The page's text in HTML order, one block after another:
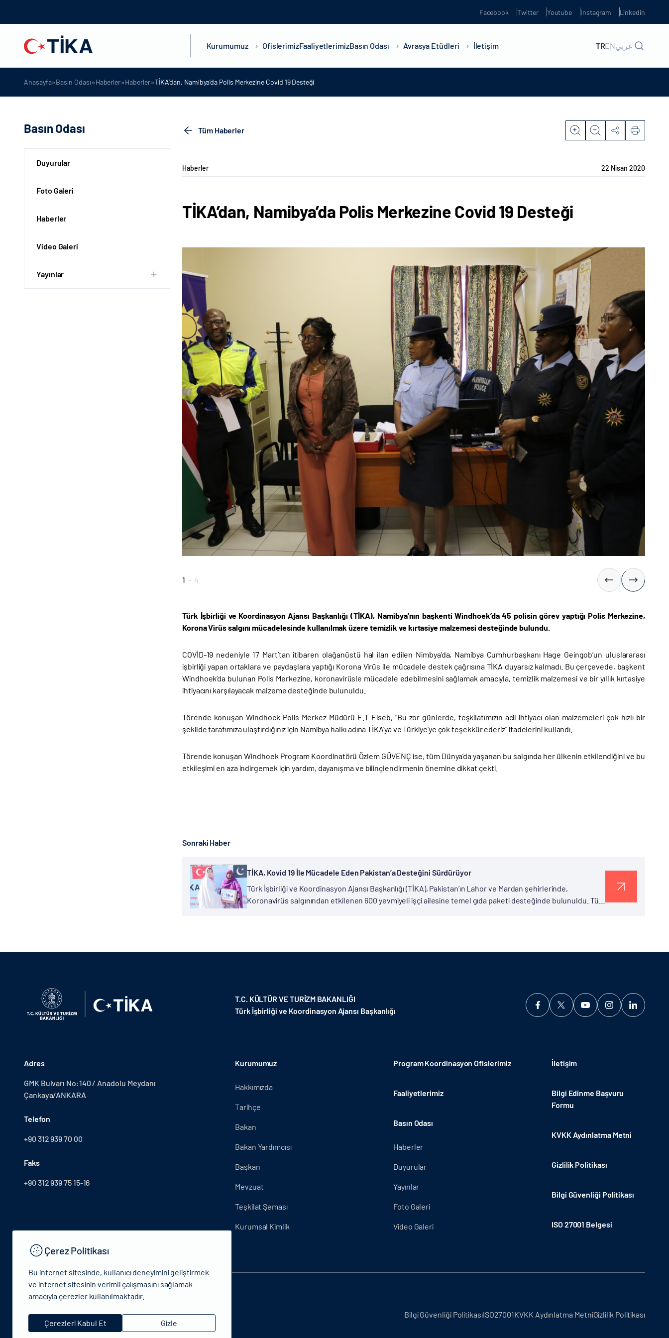
Facebook Twitter Youtube Instagram Linkedin
Kurumumuz OfislerimizFaaliyetlerimizBasın Odası Avrasya Etüdleri İletişim TRENعربي
Anasayfa»Basın Odası»Haberler»Haberler»TİKA’dan, Namibya’da Polis Merkezine Covid 19 Desteği
Basın Odası
Duyurular
Foto Galeri
Haberler
Video Galeri
Yayınlar
Tüm Haberler
Haberler 22 Nisan 2020
TİKA’dan, Namibya’da Polis Merkezine Covid 19 Desteği
1 - 4
Türk İşbirliği ve Koordinasyon Ajansı Başkanlığı (TİKA), Namibya’nın başkenti Windhoek’da 45 polisin görev yaptığı Polis Merkezine,
Korona Virüs salgını mücadelesinde kullanılmak üzere temizlik ve kırtasiye malzemesi desteğinde bulundu.
COVİD-19 nedeniyle 17 Mart’tan itibaren olağanüstü hal ilan edilen Nimbya’da, Namibya Cumhurbaşkanı Hage Geingob’un uluslararası
işbirliği yapan ortaklara ve paydaşlara yaptığı Korona Virüs ile mücadele destek çağrısına TİKA duyarsız kalmadı. Bu çerçevede, başkent
Windhoek’da bulunan Polis Merkezine, koronavirüsle mücadele edebilmesini sağlamak amacıyla, temizlik malzemesi ve bir yıllık kırtasiye
ihtiyacını karşılayacak malzeme desteğinde bulunuldu.
Törende konuşan Windhoek Polis Merkez Müdürü E.T Eiseb, “Bu zor günlerde, teşkilatımızın acil ihtiyacı olan malzemeleri çok hızlı bir
şekilde tarafımıza ulaştırdığınız için Namibya halkı adına TİKA’ya ve Türkiye’ye çok teşekkür ederiz” ifadelerini kullandı.
Törende konuşan Windhoek Program Koordinatörü Özlem GÜVENÇ ise, tüm Dünya’da yaşanan bu salgında her ülkenin etkilendiğini ve bu
etkileşimi en aza indirgemek için yardım, dayanışma ve bilinçlendirmenin önemine dikkat çekti.
Sonraki Haber
TİKA, Kovid 19 İle Mücadele Eden Pakistan’a Desteğini Sürdürüyor
Türk İşbirliği ve Koordinasyon Ajansı Başkanlığı (TİKA), Pakistan’ın Lahor ve Mardan şehirlerinde,
Koronavirüs salgınından etkilenen 600 yevmiyeli işçi ailesine temel gıda paketi desteğinde bulunuldu. Tüm
T.C. KÜLTÜR VE TURİZM BAKANLIĞI
Türk İşbirliği ve Koordinasyon Ajansı Başkanlığı
Adres
GMK Bulvarı No:140 / Anadolu Meydanı
Çankaya/ANKARA
Telefon
+90 312 939 70 00
Faks
+90 312 939 75 15-16
Kurumumuz
Hakkımızda
Tarihçe
Bakan
Bakan Yardımcısı
Başkan
Mevzuat
Teşkilat Şeması
Kurumsal Kimlik
Program Koordinasyon Ofislerimiz
Faaliyetlerimiz
Basın Odası
Haberler
Duyurular
Yayınlar
Foto Galeri
Video Galeri
İletişim
Bilgi Edinme Başvuru
Formu
KVKK Aydınlatma Metni
Gizlilik Politikası
Bilgi Güvenliği Politikası
ISO 27001 Belgesi
© 2024 T.C.Kütlür ve Turizm Bakanlığı - Tüm hakları saklıdır. Bilgi Güvenliği PolitikasıISO27001KVKK Aydınlatma MetniGizlilik Politikası
Çerez Politikası
Bu internet sitesinde, kullanıcı deneyimini geliştirmek
ve internet sitesinin verimli çalışmasını sağlamak
amacıyla çerezler kullanılmaktadır.
Çerezleri Kabul Et Gizle